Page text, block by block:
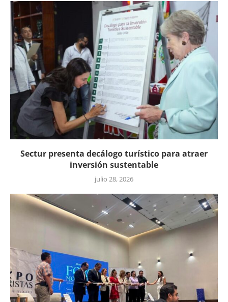
Sectur presenta decálogo turístico para atraer
inversión sustentable
julio 28, 2026